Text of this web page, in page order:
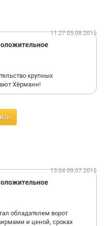
11:27 05.08.2015
крупных
Хёрманн!
13:04 09.07.2015
обладателем ворот
и ценой, сроках